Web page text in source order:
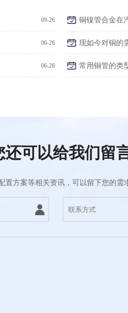
09-26 铜镍管合金在
06-28 现如今对铜的
06-28 常用铜管的类
还可以给我们留
置方案等相关资讯，可以留下您的需